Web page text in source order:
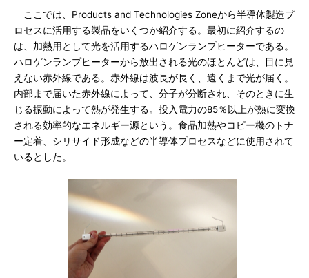
ここでは、Products and Technologies Zoneから半導体製造プ
ロセスに活用する製品をいくつか紹介する。最初に紹介するの
は、加熱用として光を活用するハロゲンランプヒーターである。
ハロゲンランプヒーターから放出される光のほとんどは、目に見
えない赤外線である。赤外線は波長が長く、遠くまで光が届く。
内部まで届いた赤外線によって、分子が分断され、そのときに生
じる振動によって熱が発生する。投入電力の85％以上が熱に変換
される効率的なエネルギー源という。食品加熱やコピー機のトナ
ー定着、シリサイド形成などの半導体プロセスなどに使用されて
いるとした。